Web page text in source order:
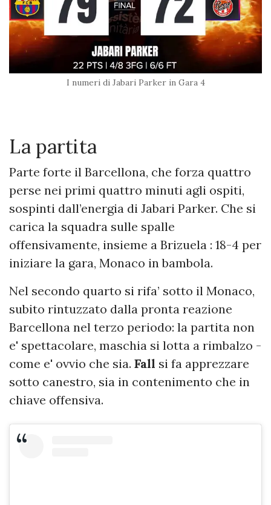
I numeri di Jabari Parker in Gara 4
La partita
Parte forte il Barcellona, che forza quattro
perse nei primi quattro minuti agli ospiti,
sospinti dall’energia di Jabari Parker. Che si
carica la squadra sulle spalle
offensivamente, insieme a Brizuela : 18-4 per
iniziare la gara, Monaco in bambola.
Nel secondo quarto si rifa’ sotto il Monaco,
subito rintuzzato dalla pronta reazione
Barcellona nel terzo periodo: la partita non
e' spettacolare, maschia si lotta a rimbalzo -
come e' ovvio che sia. Fall si fa apprezzare
sotto canestro, sia in contenimento che in
chiave offensiva.